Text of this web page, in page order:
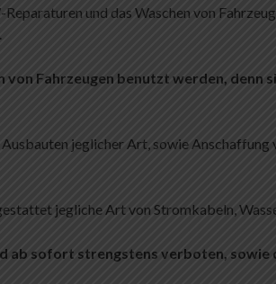
und das Waschen von
Fahrzeugen benutzt werden, denn
jeglicher Art, sowie
jegliche Art von Stromkabeln,
ab sofort strengstens verboten,